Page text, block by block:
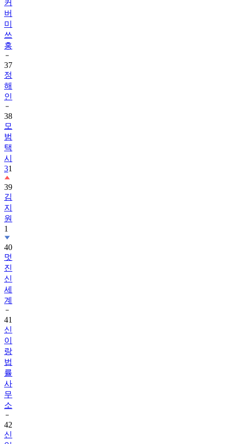
커
버
미
쓰
홍
37
정
해
인
38
모
범
택
시
31
39
김
지
원
1
40
멋
진
신
세
계
41
신
이
랑
법
률
사
무
소
42
신